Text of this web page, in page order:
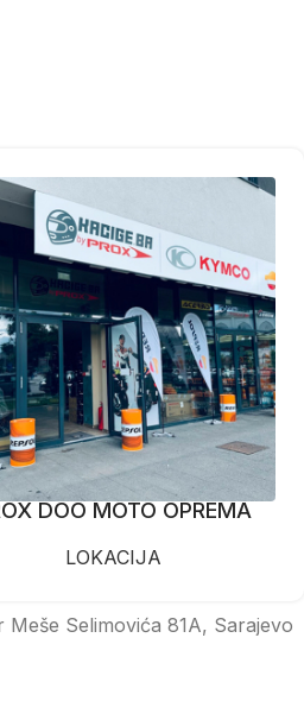
DOO MOTO OPREMA
LOKACIJA
Meše Selimovića 81A, Sarajevo